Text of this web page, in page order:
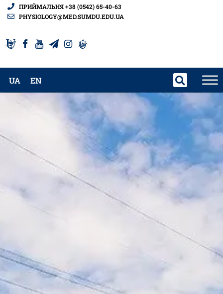
ПРИЙМАЛЬНЯ +38 (0542) 65-40-63
PHYSIOLOGY@MED.SUMDU.EDU.UA
UA EN